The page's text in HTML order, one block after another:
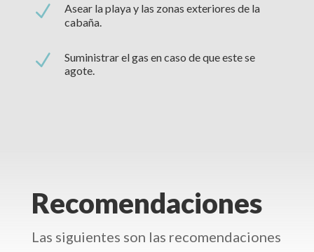
N
Asear la playa y las zonas exteriores de la
cabaña.
N
Suministrar el gas en caso de que este se
agote.
Recomendaciones
Las siguientes son las recomendaciones